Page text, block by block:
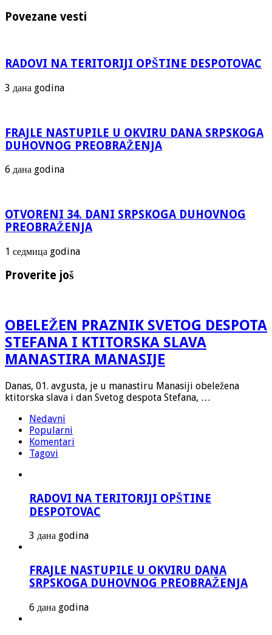
Povezane vesti
RADOVI NA TERITORIJI OPŠTINE DESPOTOVAC
3 дана godina
FRAJLE NASTUPILE U OKVIRU DANA SRPSKOGA
DUHOVNOG PREOBRAŽENJA
6 дана godina
OTVORENI 34. DANI SRPSKOGA DUHOVNOG
PREOBRAŽENJA
1 седмица godina
Proverite još
OBELEŽEN PRAZNIK SVETOG DESPOTA
STEFANA I KTITORSKA SLAVA
MANASTIRA MANASIJE
Danas, 01. avgusta, je u manastiru Manasiji obeležena
ktitorska slava i dan Svetog despota Stefana, …
Nedavni
Popularni
Komentari
Tagovi
RADOVI NA TERITORIJI OPŠTINE
DESPOTOVAC
3 дана godina
FRAJLE NASTUPILE U OKVIRU DANA
SRPSKOGA DUHOVNOG PREOBRAŽENJA
6 дана godina